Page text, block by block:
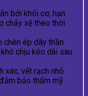
bởi khối cơ, hạn
chảy xệ theo thời
chèn ép dây thần
chịu kéo dài sau
xác, vết rạch nhỏ
bảo thẩm mỹ